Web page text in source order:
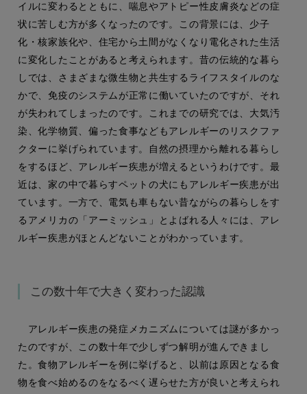
イルに変わるとともに、喘息やアトピー性皮膚炎などの症
状に苦しむ方が多くなったのです。この背景には、少子
化・核家族化や、住宅から土間がなくなり電化された生活
に変化したことがあると考えられます。昔の伝統的な暮ら
しでは、さまざまな微生物と共生するライフスタイルのな
かで、免疫のシステムが正常に働いていたのですが、それ
が失われてしまったのです。これまでの研究では、大気汚
染、化学物質、偏った食事などもアレルギーのリスクファ
クターに挙げられています。自然の摂理から離れる暮らし
をするほど、アレルギー疾患が増えるというわけです。最
近は、家の中で暮らすペットの犬にもアレルギー疾患が出
ています。一方で、電気も車もない昔ながらの暮らしをす
るアメリカの「アーミッシュ」とよばれる人々には、アレ
ルギー疾患がほとんどないことがわかっています。
この数十年で大きく変わった認識
アレルギー疾患の発症メカニズムについては謎が多かっ
たのですが、この数十年で少しずつ解明が進んできまし
た。食物アレルギーを例に挙げると、以前は原因となる食
物を食べ始めるのをなるべく遅らせた方が良いと考えられ